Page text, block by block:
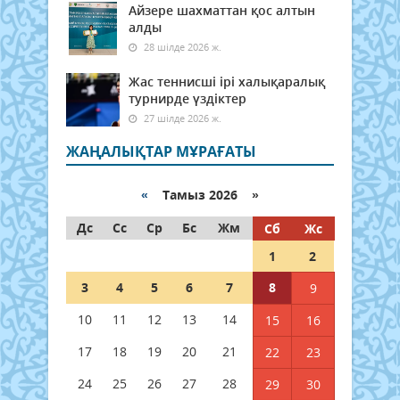
Айзере шахматтан қос алтын
алды
28 шілде 2026 ж.
Жас теннисші ірі халықаралық
турнирде үздіктер
27 шілде 2026 ж.
ЖАҢАЛЫҚТАР МҰРАҒАТЫ
« Тамыз 2026 »
Дс
Сс Ср Бс Жм Сб
Жс
1
2
3
4 5 6 7 8
9
10
11 12 13 14 15
16
17
18 19 20 21 22
23
24
25 26 27 28 29
30